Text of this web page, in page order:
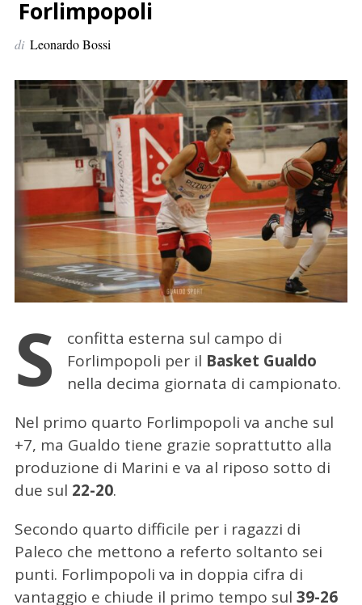
e
r
Forlimpopoli
di Leonardo Bossi
S
confitta esterna sul campo di
Forlimpopoli per il Basket Gualdo
nella decima giornata di campionato.
Nel primo quarto Forlimpopoli va anche sul
+7, ma Gualdo tiene grazie soprattutto alla
produzione di Marini e va al riposo sotto di
due sul 22-20.
Secondo quarto difficile per i ragazzi di
Paleco che mettono a referto soltanto sei
punti. Forlimpopoli va in doppia cifra di
vantaggio e chiude il primo tempo sul 39-26